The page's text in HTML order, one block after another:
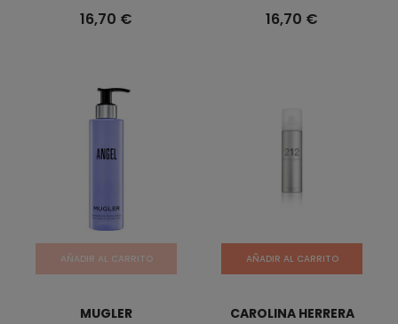
16,70 € 16,70 €
AÑADIR AL CARRITO
MUGLER
AÑADIR AL CARRITO
CAROLINA HERRERA